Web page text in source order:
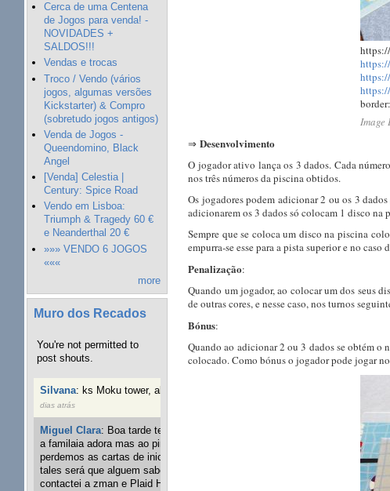
Cerca de uma Centena
de Jogos para venda! -
NOVIDADES +
SALDOS!!!
Vendas e trocas
Troco / Vendo (vários
jogos, algumas versões
Kickstarter) & Compro
(sobretudo jogos antigos)
Venda de Jogos -
Queendomino, Black
Angel
[Venda] Celestia |
Century: Spice Road
Vendo em Lisboa:
Triumph & Tragedy 60 €
e Neanderthal 20 €
»»» VENDO 6 JOGOS
«««
more
Muro dos Recados
You're not permitted to
post shouts.
Silvana: ks Moku tower, alguém interessado?
dias atrás
Miguel Clara: Boa tarde tenho jogo Mice and mistics que
a familaia adora mas ao pintarmos as miniaturas
perdemos as cartas de iniciaticva da expanção downood
tales será que alguem sabe onde adquirir as cartas já
contactei a zman e Plaid Hat e nada
Image
⇒Desenvolvimento
O jogador ativo lança os 3 dados. Cada
nos três números da piscina obtidos.
Os jogadores podem adicionar 2 ou os 3
adicionarem os 3 dados só colocam 1 disco na
Sempre que se coloca um disco na piscina
empurra-se esse para a pista superior e no
Penalização:
Quando um jogador, ao colocar um dos seus
de outras cores, e nesse caso, nos turnos
Bónus:
Quando ao adicionar 2 ou 3 dados se obtém o
colocado. Como bónus o jogador pode jogar